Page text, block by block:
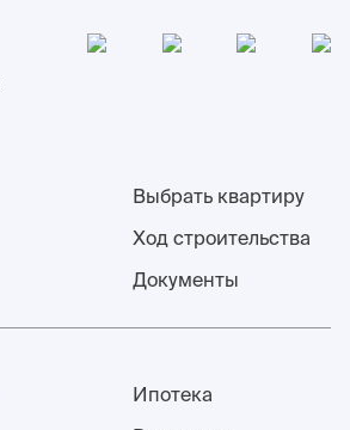
Выбрать квартиру
Ход строительства
Документы
Ипотека